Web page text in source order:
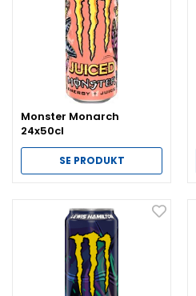
Monster Monarch
24x50cl
SE PRODUKT